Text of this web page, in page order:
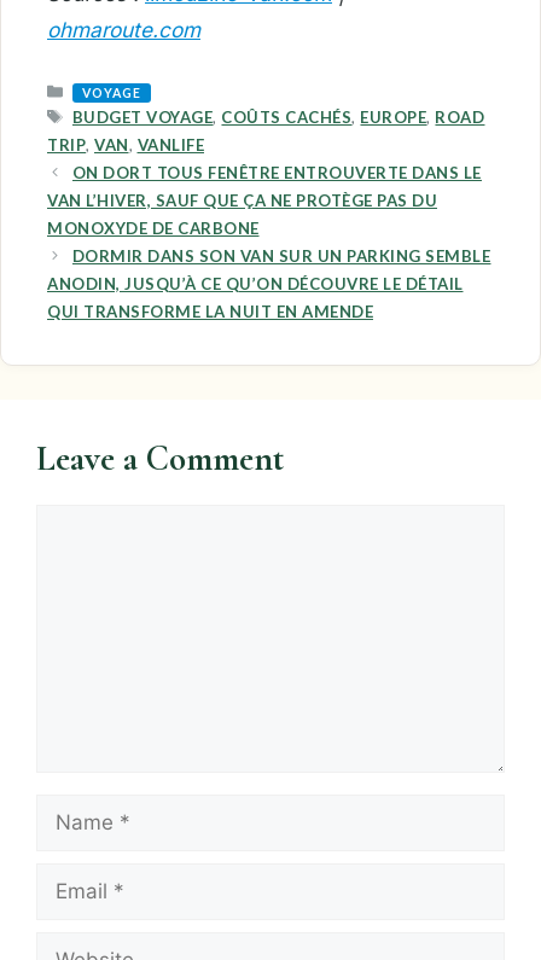
ohmaroute.com
CATEGORIES
VOYAGE
TAGS
BUDGET VOYAGE, COÛTS CACHÉS, EUROPE, ROAD
TRIP, VAN, VANLIFE
ON DORT TOUS FENÊTRE ENTROUVERTE DANS LE
VAN L’HIVER, SAUF QUE ÇA NE PROTÈGE PAS DU
MONOXYDE DE CARBONE
DORMIR DANS SON VAN SUR UN PARKING SEMBLE
ANODIN, JUSQU’À CE QU’ON DÉCOUVRE LE DÉTAIL
QUI TRANSFORME LA NUIT EN AMENDE
Leave a Comment
Name
Email
Website